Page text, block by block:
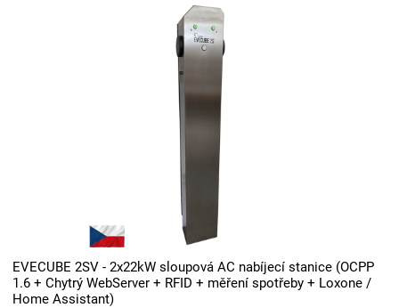
EVECUBE 2SV - 2x22kW sloupová AC nabíjecí stanice (OCPP
1.6 + Chytrý WebServer + RFID + měření spotřeby + Loxone /
Home Assistant)